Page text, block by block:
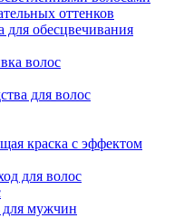
оттенков
для обесцвечивания
волос
для волос
краска с эффектом
для волос
для мужчин